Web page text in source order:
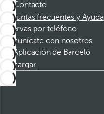
Contacto
Preguntas frecuentes y Ayuda
Reservas por teléfono
Comunícate con nosotros
Aplicación de Barceló
Descargar